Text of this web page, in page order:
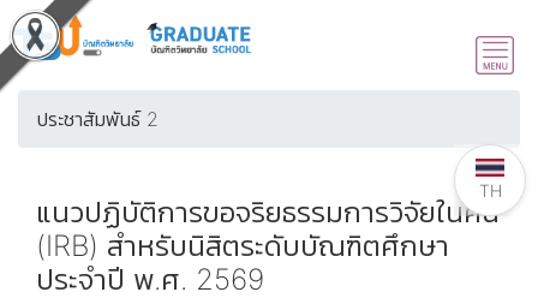
ประชาสัมพันธ์ 2
แนวปฏิบัติการขอจริยธรรมการวิจัยในคน
(IRB) สำหรับนิสิตระดับบัณฑิตศึกษา
ประจำปี พ.ศ. 2569
TH